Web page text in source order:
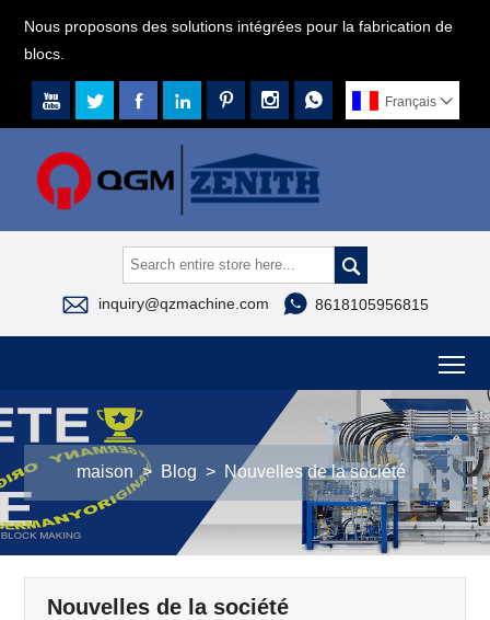
Nous proposons des solutions intégrées pour la fabrication de
blocs.
       Français 

 inquiry@qzmachine.com  8618105956815
maison > Blog > Nouvelles de la société
Nouvelles de la société